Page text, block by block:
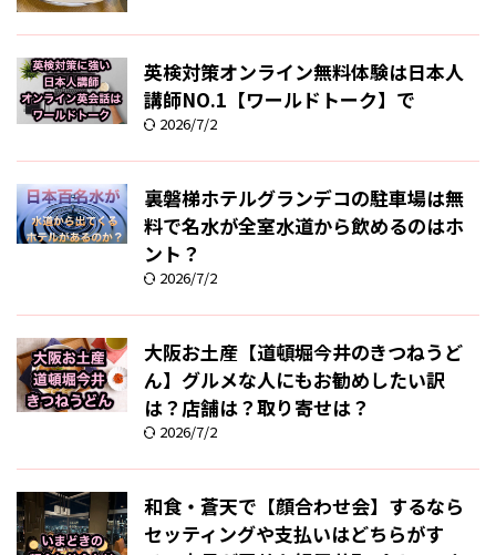
英検対策オンライン無料体験は日本人
講師NO.1【ワールドトーク】で
2026/7/2
裏磐梯ホテルグランデコの駐車場は無
料で名水が全室水道から飲めるのはホ
ント？
2026/7/2
大阪お土産【道頓堀今井のきつねうど
ん】グルメな人にもお勧めしたい訳
は？店舗は？取り寄せは？
2026/7/2
和食・蒼天で【顔合わせ会】するなら
セッティングや支払いはどちらがす